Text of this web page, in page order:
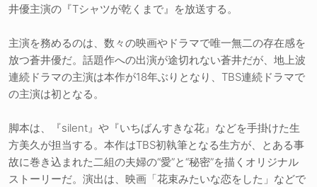
井優主演の『Tシャツが乾くまで』を放送する。
主演を務めるのは、数々の映画やドラマで唯一無二の存在感を
放つ蒼井優だ。話題作への出演が途切れない蒼井だが、地上波
連続ドラマの主演は本作が18年ぶりとなり、TBS連続ドラマで
の主演は初となる。
脚本は、『silent』や『いちばんすきな花』などを手掛けた生
方美久が担当する。本作はTBS初執筆となる生方が、とある事
故に巻き込まれた二組の夫婦の“愛”と“秘密”を描くオリジナル
ストーリーだ。演出は、映画「花束みたいな恋をした」などで